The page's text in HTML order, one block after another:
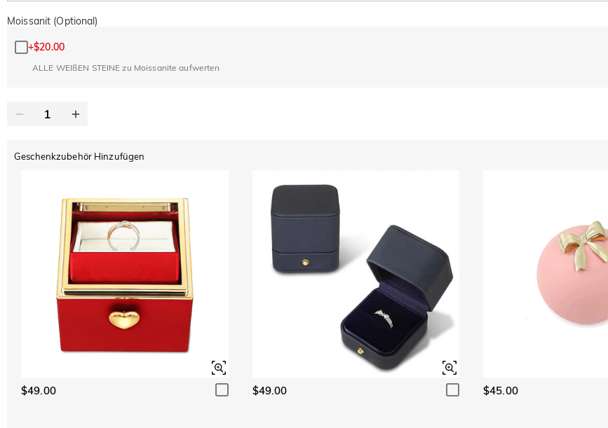
Moissanit (Optional)
+$20.00
ALLE WEIßEN STEINE zu Moissanite aufwerten
Geschenkzubehör Hinzufügen
$49.00 $49.00 $45.00